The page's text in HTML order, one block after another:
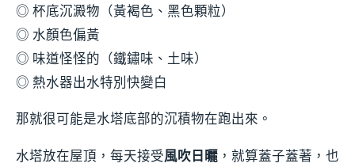
◎ 杯底沉澱物（黃褐色、黑色顆粒）
◎ 水顏色偏黃
◎ 味道怪怪的（鐵鏽味、土味）
◎ 熱水器出水特別快變白
那就很可能是水塔底部的沉積物在跑出來。
水塔放在屋頂，每天接受風吹日曬 ，就算蓋子蓋著，也